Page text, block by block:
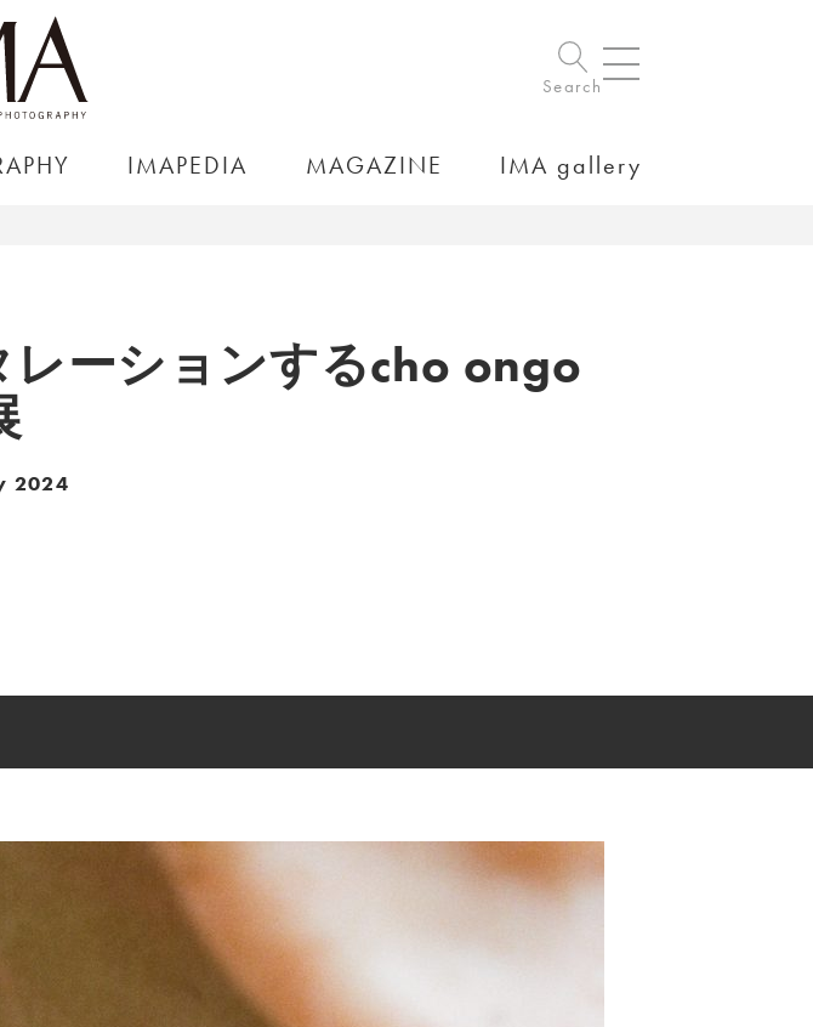
Search
IMAPEDIA MAGAZINE IMA gallery
ーションするcho ongo
2024